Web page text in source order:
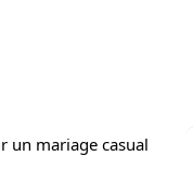
un mariage casual